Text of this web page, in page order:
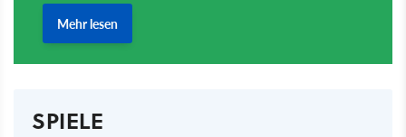
SPIELE